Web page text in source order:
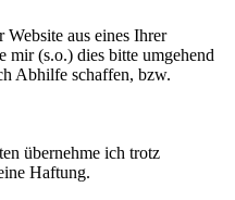
Website aus eines Ihrer
mir (s.o.) dies bitte umgehend
Abhilfe schaffen, bzw.
übernehme ich trotz
Haftung.